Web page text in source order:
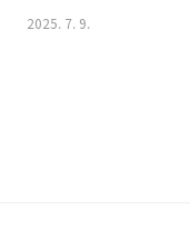
려견과 함께하는 삶은 정말
헤매곤 했는데요. 😅 이번
2025. 7. 9.